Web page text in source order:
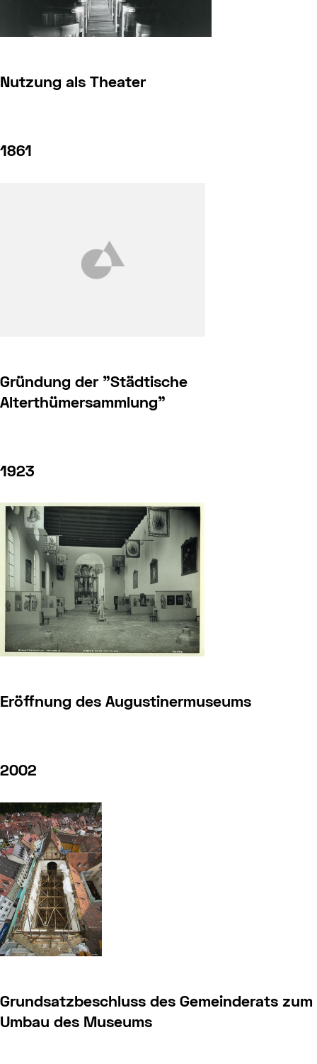
Nutzung als Theater
1861
Gründung der "Städtische
Alterthümersammlung"
1923
Eröffnung des Augustinermuseums
2002
Grundsatzbeschluss des Gemeinderats zum
Umbau des Museums